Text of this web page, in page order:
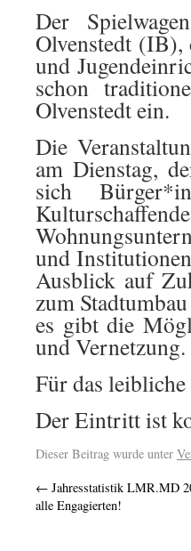
Der
Olvenstedt (IB),
und
schon
Olvenstedt ein.
Die
am Dienstag,
sich
und
Ausblick auf
zum
es gibt die
und Vernetzung.
Für das
Der Eintritt ist
Dieser Beitrag wurde unter
← Jahresstatistik LMR.MD
alle Engagierten!